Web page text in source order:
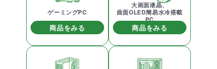
ゲーミングPC
商品をみる
大画面液晶、
曲面OLED簡易水冷搭載
PC
商品をみる